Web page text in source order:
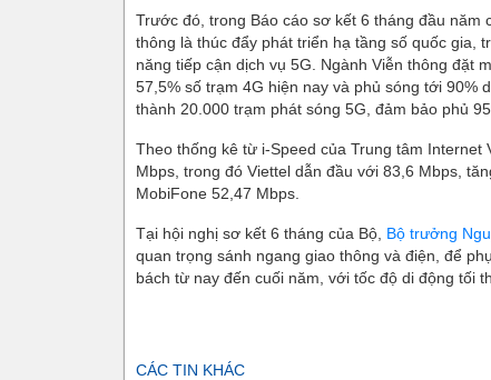
Trước đó, trong Báo cáo sơ kết 6 tháng đầu năm
thông là thúc đẩy phát triển hạ tầng số quốc gia,
năng tiếp cận dịch vụ 5G. Ngành Viễn thông đặt
57,5% số trạm 4G hiện nay và phủ sóng tới 90%
thành 20.000 trạm phát sóng 5G, đảm bảo phủ
Theo thống kê từ i-Speed của Trung tâm
Mbps, trong đó Viettel dẫn đầu với 83,6 Mbps,
MobiFone 52,47 Mbps.
Tại hội nghị sơ kết 6 tháng của Bộ, Bộ trưởng
quan trọng sánh ngang giao thông và điện, để
bách từ nay đến cuối năm, với tốc độ di động tối
CÁC TIN KHÁC